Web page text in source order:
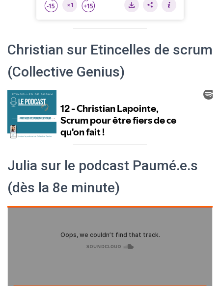
Christian sur Etincelles de scrum
(Collective Genius)
Julia sur le podcast Paumé.e.s
(dès la 8e minute)